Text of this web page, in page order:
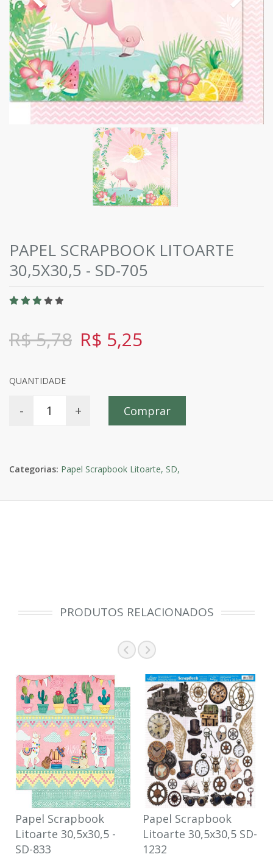
PAPEL SCRAPBOOK LITOARTE
30,5X30,5 - SD-705
R$ 5,78 R$ 5,25
QUANTIDADE
- + Comprar
Categorias: Papel Scrapbook Litoarte, SD,
PRODUTOS RELACIONADOS
Papel Scrapbook
Litoarte 30,5x30,5 -
SD-833
Papel Scrapbook
Litoarte 30,5x30,5 SD-
1232